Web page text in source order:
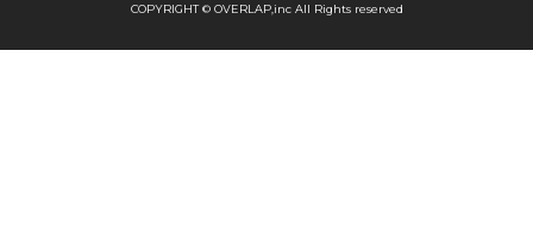
COPYRIGHT © OVERLAP,inc All Rights reserved